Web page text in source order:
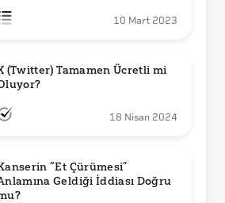
10 Mart 2023
(Twitter) Tamamen Ücretli mi
18 Nisan 2024
“Et Çürümesi”
Geldiği İddiası Doğru